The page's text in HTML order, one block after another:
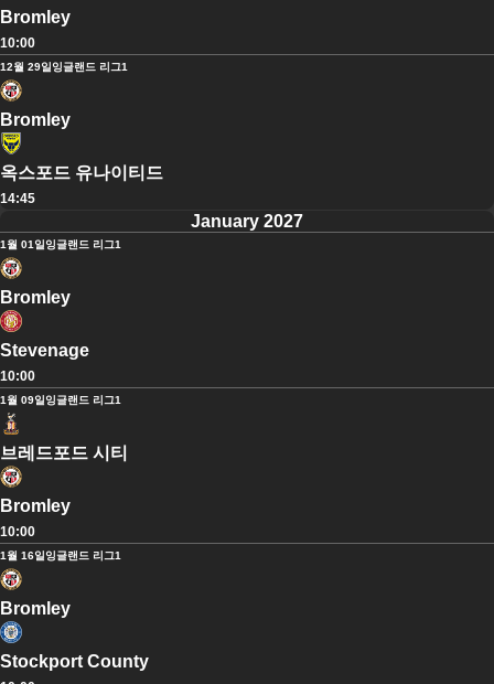
Bromley
10:00
12월 29일 잉글랜드 리그1
Bromley
옥스포드 유나이티드
14:45
January 2027
1월 01일 잉글랜드 리그1
Bromley
Stevenage
10:00
1월 09일 잉글랜드 리그1
브레드포드 시티
Bromley
10:00
1월 16일 잉글랜드 리그1
Bromley
Stockport County